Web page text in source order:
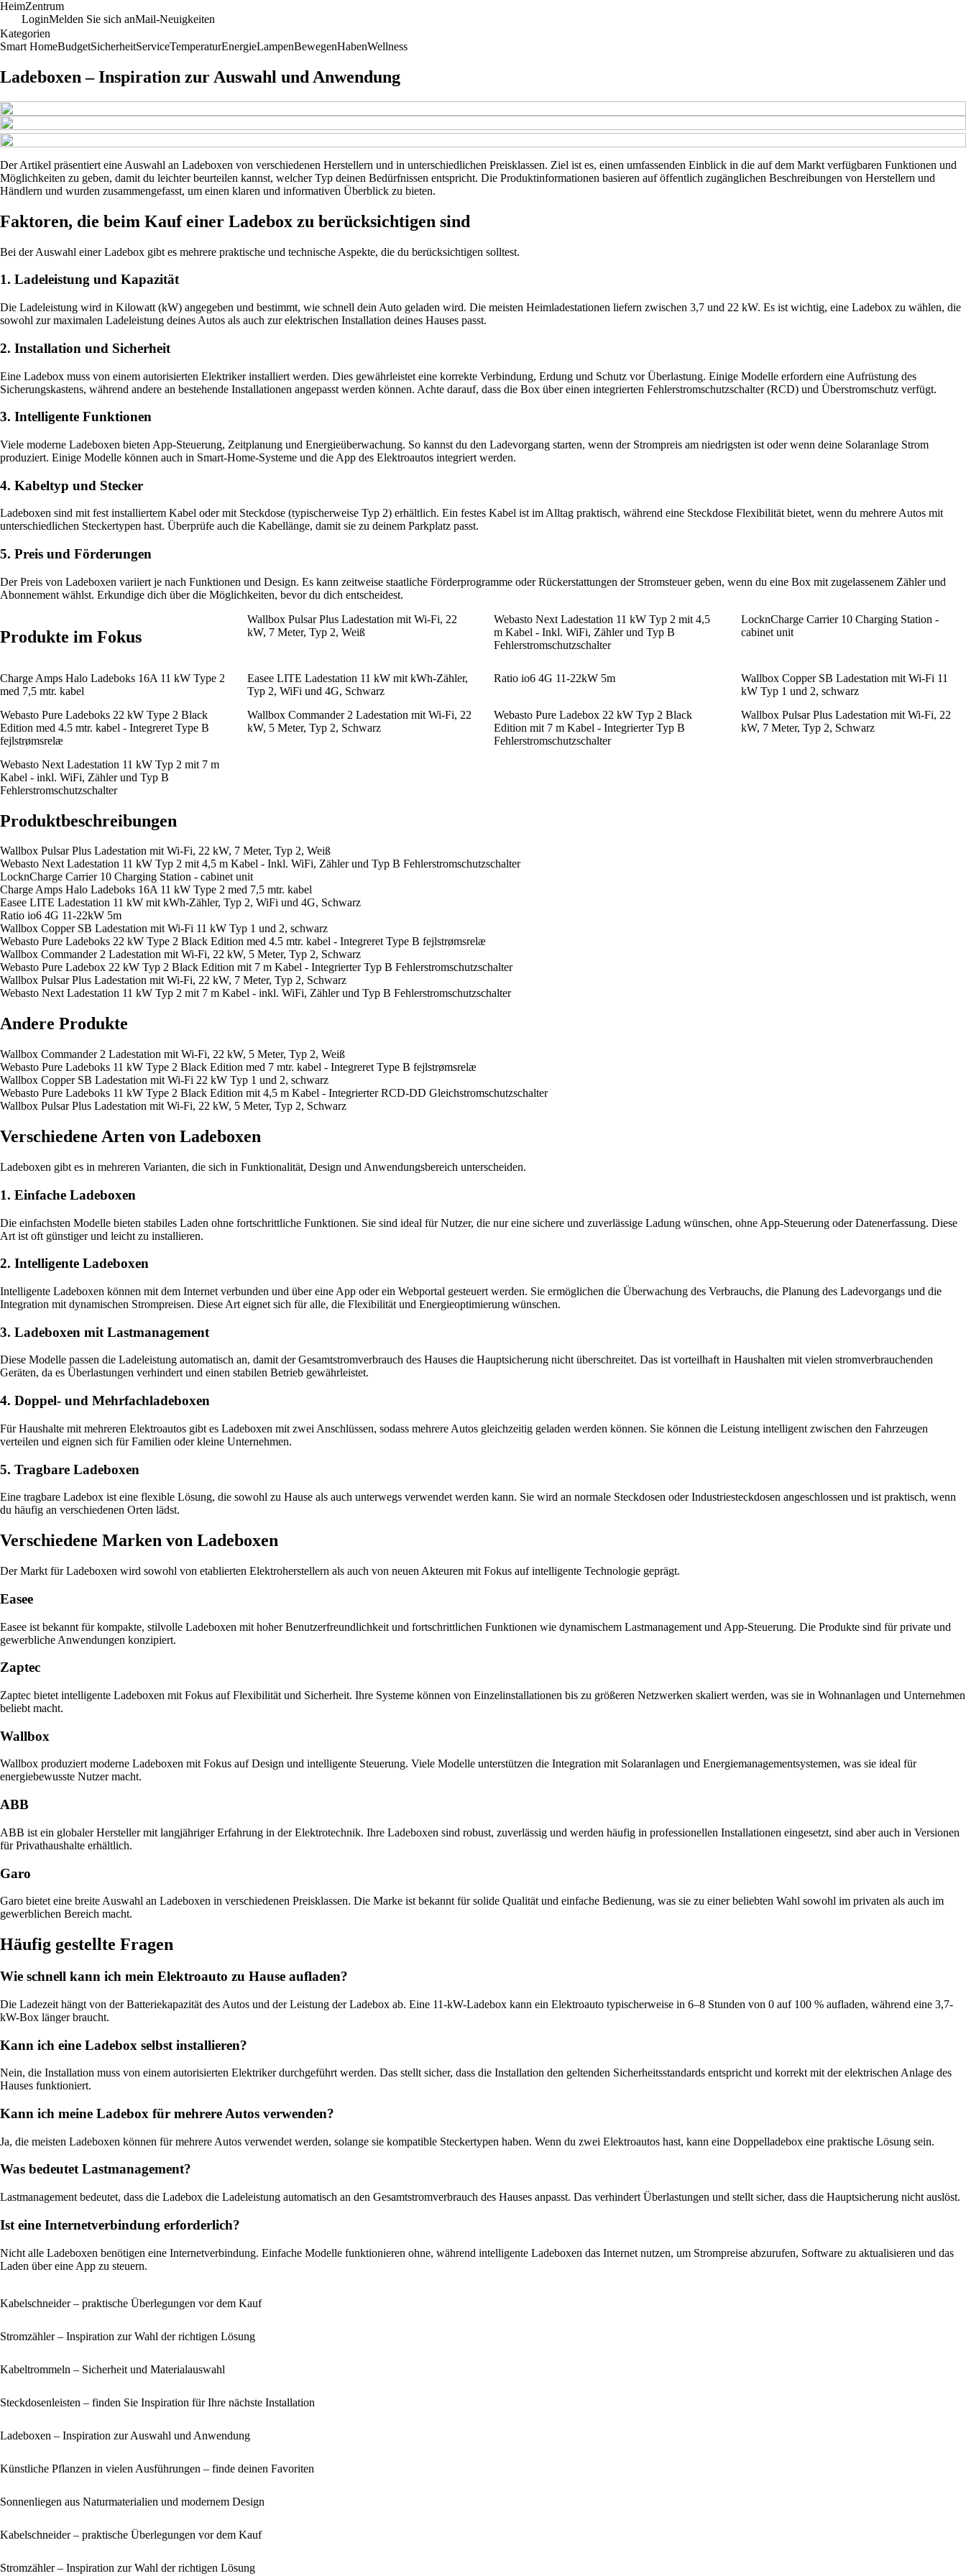
HeimZentrum
LoginMelden Sie sich anMail-Neuigkeiten
Kategorien
Smart HomeBudgetSicherheitServiceTemperaturEnergieLampenBewegenHabenWellness
Ladeboxen – Inspiration zur Auswahl und Anwendung
Der Artikel präsentiert eine Auswahl an Ladeboxen von verschiedenen Herstellern und in unterschiedlichen Preisklassen. Ziel ist es, einen umfassenden Einblick in die auf dem Markt verfügbaren Funktionen und
Möglichkeiten zu geben, damit du leichter beurteilen kannst, welcher Typ deinen Bedürfnissen entspricht. Die Produktinformationen basieren auf öffentlich zugänglichen Beschreibungen von Herstellern und
Händlern und wurden zusammengefasst, um einen klaren und informativen Überblick zu bieten.
Faktoren, die beim Kauf einer Ladebox zu berücksichtigen sind
Bei der Auswahl einer Ladebox gibt es mehrere praktische und technische Aspekte, die du berücksichtigen solltest.
1. Ladeleistung und Kapazität
Die Ladeleistung wird in Kilowatt (kW) angegeben und bestimmt, wie schnell dein Auto geladen wird. Die meisten Heimladestationen liefern zwischen 3,7 und 22 kW. Es ist wichtig, eine Ladebox zu wählen, die
sowohl zur maximalen Ladeleistung deines Autos als auch zur elektrischen Installation deines Hauses passt.
2. Installation und Sicherheit
Eine Ladebox muss von einem autorisierten Elektriker installiert werden. Dies gewährleistet eine korrekte Verbindung, Erdung und Schutz vor Überlastung. Einige Modelle erfordern eine Aufrüstung des
Sicherungskastens, während andere an bestehende Installationen angepasst werden können. Achte darauf, dass die Box über einen integrierten Fehlerstromschutzschalter (RCD) und Überstromschutz verfügt.
3. Intelligente Funktionen
Viele moderne Ladeboxen bieten App-Steuerung, Zeitplanung und Energieüberwachung. So kannst du den Ladevorgang starten, wenn der Strompreis am niedrigsten ist oder wenn deine Solaranlage Strom
produziert. Einige Modelle können auch in Smart-Home-Systeme und die App des Elektroautos integriert werden.
4. Kabeltyp und Stecker
Ladeboxen sind mit fest installiertem Kabel oder mit Steckdose (typischerweise Typ 2) erhältlich. Ein festes Kabel ist im Alltag praktisch, während eine Steckdose Flexibilität bietet, wenn du mehrere Autos mit
unterschiedlichen Steckertypen hast. Überprüfe auch die Kabellänge, damit sie zu deinem Parkplatz passt.
5. Preis und Förderungen
Der Preis von Ladeboxen variiert je nach Funktionen und Design. Es kann zeitweise staatliche Förderprogramme oder Rückerstattungen der Stromsteuer geben, wenn du eine Box mit zugelassenem Zähler und
Abonnement wählst. Erkundige dich über die Möglichkeiten, bevor du dich entscheidest.
Produkte im Fokus
Wallbox Pulsar Plus Ladestation mit Wi-Fi, 22
kW, 7 Meter, Typ 2, Weiß
Webasto Next Ladestation 11 kW Typ 2 mit 4,5
m Kabel - Inkl. WiFi, Zähler und Typ B
Fehlerstromschutzschalter
LocknCharge Carrier 10 Charging Station -
cabinet unit
Charge Amps Halo Ladeboks 16A 11 kW Type 2
med 7,5 mtr. kabel
Easee LITE Ladestation 11 kW mit kWh-Zähler,
Typ 2, WiFi und 4G, Schwarz
Ratio io6 4G 11-22kW 5m
Wallbox Copper SB Ladestation mit Wi-Fi 11
kW Typ 1 und 2, schwarz
Webasto Pure Ladeboks 22 kW Type 2 Black
Edition med 4.5 mtr. kabel - Integreret Type B
fejlstrømsrelæ
Wallbox Commander 2 Ladestation mit Wi-Fi, 22
kW, 5 Meter, Typ 2, Schwarz
Webasto Pure Ladebox 22 kW Typ 2 Black
Edition mit 7 m Kabel - Integrierter Typ B
Fehlerstromschutzschalter
Wallbox Pulsar Plus Ladestation mit Wi-Fi, 22
kW, 7 Meter, Typ 2, Schwarz
Webasto Next Ladestation 11 kW Typ 2 mit 7 m
Kabel - inkl. WiFi, Zähler und Typ B
Fehlerstromschutzschalter
Produktbeschreibungen
Wallbox Pulsar Plus Ladestation mit Wi-Fi, 22 kW, 7 Meter, Typ 2, Weiß
Webasto Next Ladestation 11 kW Typ 2 mit 4,5 m Kabel - Inkl. WiFi, Zähler und Typ B Fehlerstromschutzschalter
LocknCharge Carrier 10 Charging Station - cabinet unit
Charge Amps Halo Ladeboks 16A 11 kW Type 2 med 7,5 mtr. kabel
Easee LITE Ladestation 11 kW mit kWh-Zähler, Typ 2, WiFi und 4G, Schwarz
Ratio io6 4G 11-22kW 5m
Wallbox Copper SB Ladestation mit Wi-Fi 11 kW Typ 1 und 2, schwarz
Webasto Pure Ladeboks 22 kW Type 2 Black Edition med 4.5 mtr. kabel - Integreret Type B fejlstrømsrelæ
Wallbox Commander 2 Ladestation mit Wi-Fi, 22 kW, 5 Meter, Typ 2, Schwarz
Webasto Pure Ladebox 22 kW Typ 2 Black Edition mit 7 m Kabel - Integrierter Typ B Fehlerstromschutzschalter
Wallbox Pulsar Plus Ladestation mit Wi-Fi, 22 kW, 7 Meter, Typ 2, Schwarz
Webasto Next Ladestation 11 kW Typ 2 mit 7 m Kabel - inkl. WiFi, Zähler und Typ B Fehlerstromschutzschalter
Andere Produkte
Wallbox Commander 2 Ladestation mit Wi-Fi, 22 kW, 5 Meter, Typ 2, Weiß
Webasto Pure Ladeboks 11 kW Type 2 Black Edition med 7 mtr. kabel - Integreret Type B fejlstrømsrelæ
Wallbox Copper SB Ladestation mit Wi-Fi 22 kW Typ 1 und 2, schwarz
Webasto Pure Ladeboks 11 kW Type 2 Black Edition mit 4,5 m Kabel - Integrierter RCD-DD Gleichstromschutzschalter
Wallbox Pulsar Plus Ladestation mit Wi-Fi, 22 kW, 5 Meter, Typ 2, Schwarz
Verschiedene Arten von Ladeboxen
Ladeboxen gibt es in mehreren Varianten, die sich in Funktionalität, Design und Anwendungsbereich unterscheiden.
1. Einfache Ladeboxen
Die einfachsten Modelle bieten stabiles Laden ohne fortschrittliche Funktionen. Sie sind ideal für Nutzer, die nur eine sichere und zuverlässige Ladung wünschen, ohne App-Steuerung oder Datenerfassung. Diese
Art ist oft günstiger und leicht zu installieren.
2. Intelligente Ladeboxen
Intelligente Ladeboxen können mit dem Internet verbunden und über eine App oder ein Webportal gesteuert werden. Sie ermöglichen die Überwachung des Verbrauchs, die Planung des Ladevorgangs und die
Integration mit dynamischen Strompreisen. Diese Art eignet sich für alle, die Flexibilität und Energieoptimierung wünschen.
3. Ladeboxen mit Lastmanagement
Diese Modelle passen die Ladeleistung automatisch an, damit der Gesamtstromverbrauch des Hauses die Hauptsicherung nicht überschreitet. Das ist vorteilhaft in Haushalten mit vielen stromverbrauchenden
Geräten, da es Überlastungen verhindert und einen stabilen Betrieb gewährleistet.
4. Doppel- und Mehrfachladeboxen
Für Haushalte mit mehreren Elektroautos gibt es Ladeboxen mit zwei Anschlüssen, sodass mehrere Autos gleichzeitig geladen werden können. Sie können die Leistung intelligent zwischen den Fahrzeugen
verteilen und eignen sich für Familien oder kleine Unternehmen.
5. Tragbare Ladeboxen
Eine tragbare Ladebox ist eine flexible Lösung, die sowohl zu Hause als auch unterwegs verwendet werden kann. Sie wird an normale Steckdosen oder Industriesteckdosen angeschlossen und ist praktisch, wenn
du häufig an verschiedenen Orten lädst.
Verschiedene Marken von Ladeboxen
Der Markt für Ladeboxen wird sowohl von etablierten Elektroherstellern als auch von neuen Akteuren mit Fokus auf intelligente Technologie geprägt.
Easee
Easee ist bekannt für kompakte, stilvolle Ladeboxen mit hoher Benutzerfreundlichkeit und fortschrittlichen Funktionen wie dynamischem Lastmanagement und App-Steuerung. Die Produkte sind für private und
gewerbliche Anwendungen konzipiert.
Zaptec
Zaptec bietet intelligente Ladeboxen mit Fokus auf Flexibilität und Sicherheit. Ihre Systeme können von Einzelinstallationen bis zu größeren Netzwerken skaliert werden, was sie in Wohnanlagen und Unternehmen
beliebt macht.
Wallbox
Wallbox produziert moderne Ladeboxen mit Fokus auf Design und intelligente Steuerung. Viele Modelle unterstützen die Integration mit Solaranlagen und Energiemanagementsystemen, was sie ideal für
energiebewusste Nutzer macht.
ABB
ABB ist ein globaler Hersteller mit langjähriger Erfahrung in der Elektrotechnik. Ihre Ladeboxen sind robust, zuverlässig und werden häufig in professionellen Installationen eingesetzt, sind aber auch in Versionen
für Privathaushalte erhältlich.
Garo
Garo bietet eine breite Auswahl an Ladeboxen in verschiedenen Preisklassen. Die Marke ist bekannt für solide Qualität und einfache Bedienung, was sie zu einer beliebten Wahl sowohl im privaten als auch im
gewerblichen Bereich macht.
Häufig gestellte Fragen
Wie schnell kann ich mein Elektroauto zu Hause aufladen?
Die Ladezeit hängt von der Batteriekapazität des Autos und der Leistung der Ladebox ab. Eine 11-kW-Ladebox kann ein Elektroauto typischerweise in 6–8 Stunden von 0 auf 100 % aufladen, während eine 3,7-
kW-Box länger braucht.
Kann ich eine Ladebox selbst installieren?
Nein, die Installation muss von einem autorisierten Elektriker durchgeführt werden. Das stellt sicher, dass die Installation den geltenden Sicherheitsstandards entspricht und korrekt mit der elektrischen Anlage des
Hauses funktioniert.
Kann ich meine Ladebox für mehrere Autos verwenden?
Ja, die meisten Ladeboxen können für mehrere Autos verwendet werden, solange sie kompatible Steckertypen haben. Wenn du zwei Elektroautos hast, kann eine Doppelladebox eine praktische Lösung sein.
Was bedeutet Lastmanagement?
Lastmanagement bedeutet, dass die Ladebox die Ladeleistung automatisch an den Gesamtstromverbrauch des Hauses anpasst. Das verhindert Überlastungen und stellt sicher, dass die Hauptsicherung nicht auslöst.
Ist eine Internetverbindung erforderlich?
Nicht alle Ladeboxen benötigen eine Internetverbindung. Einfache Modelle funktionieren ohne, während intelligente Ladeboxen das Internet nutzen, um Strompreise abzurufen, Software zu aktualisieren und das
Laden über eine App zu steuern.
Kabelschneider – praktische Überlegungen vor dem Kauf
Stromzähler – Inspiration zur Wahl der richtigen Lösung
Kabeltrommeln – Sicherheit und Materialauswahl
Steckdosenleisten – finden Sie Inspiration für Ihre nächste Installation
Ladeboxen – Inspiration zur Auswahl und Anwendung
Künstliche Pflanzen in vielen Ausführungen – finde deinen Favoriten
Sonnenliegen aus Naturmaterialien und modernem Design
Kabelschneider – praktische Überlegungen vor dem Kauf
Stromzähler – Inspiration zur Wahl der richtigen Lösung